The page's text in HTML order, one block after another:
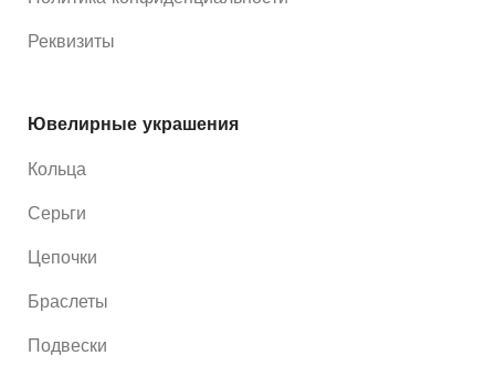
Реквизиты
Ювелирные украшения
Кольца
Серьги
Цепочки
Браслеты
Подвески